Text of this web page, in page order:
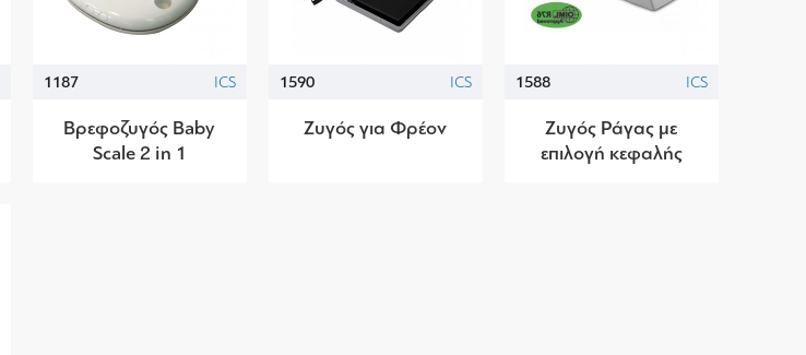
1187 ICS
Βρεφοζυγός Baby
Scale 2 in 1
1590 ICS
Ζυγός για Φρέον
1588 ICS
Ζυγός Ράγας με
επιλογή κεφαλής